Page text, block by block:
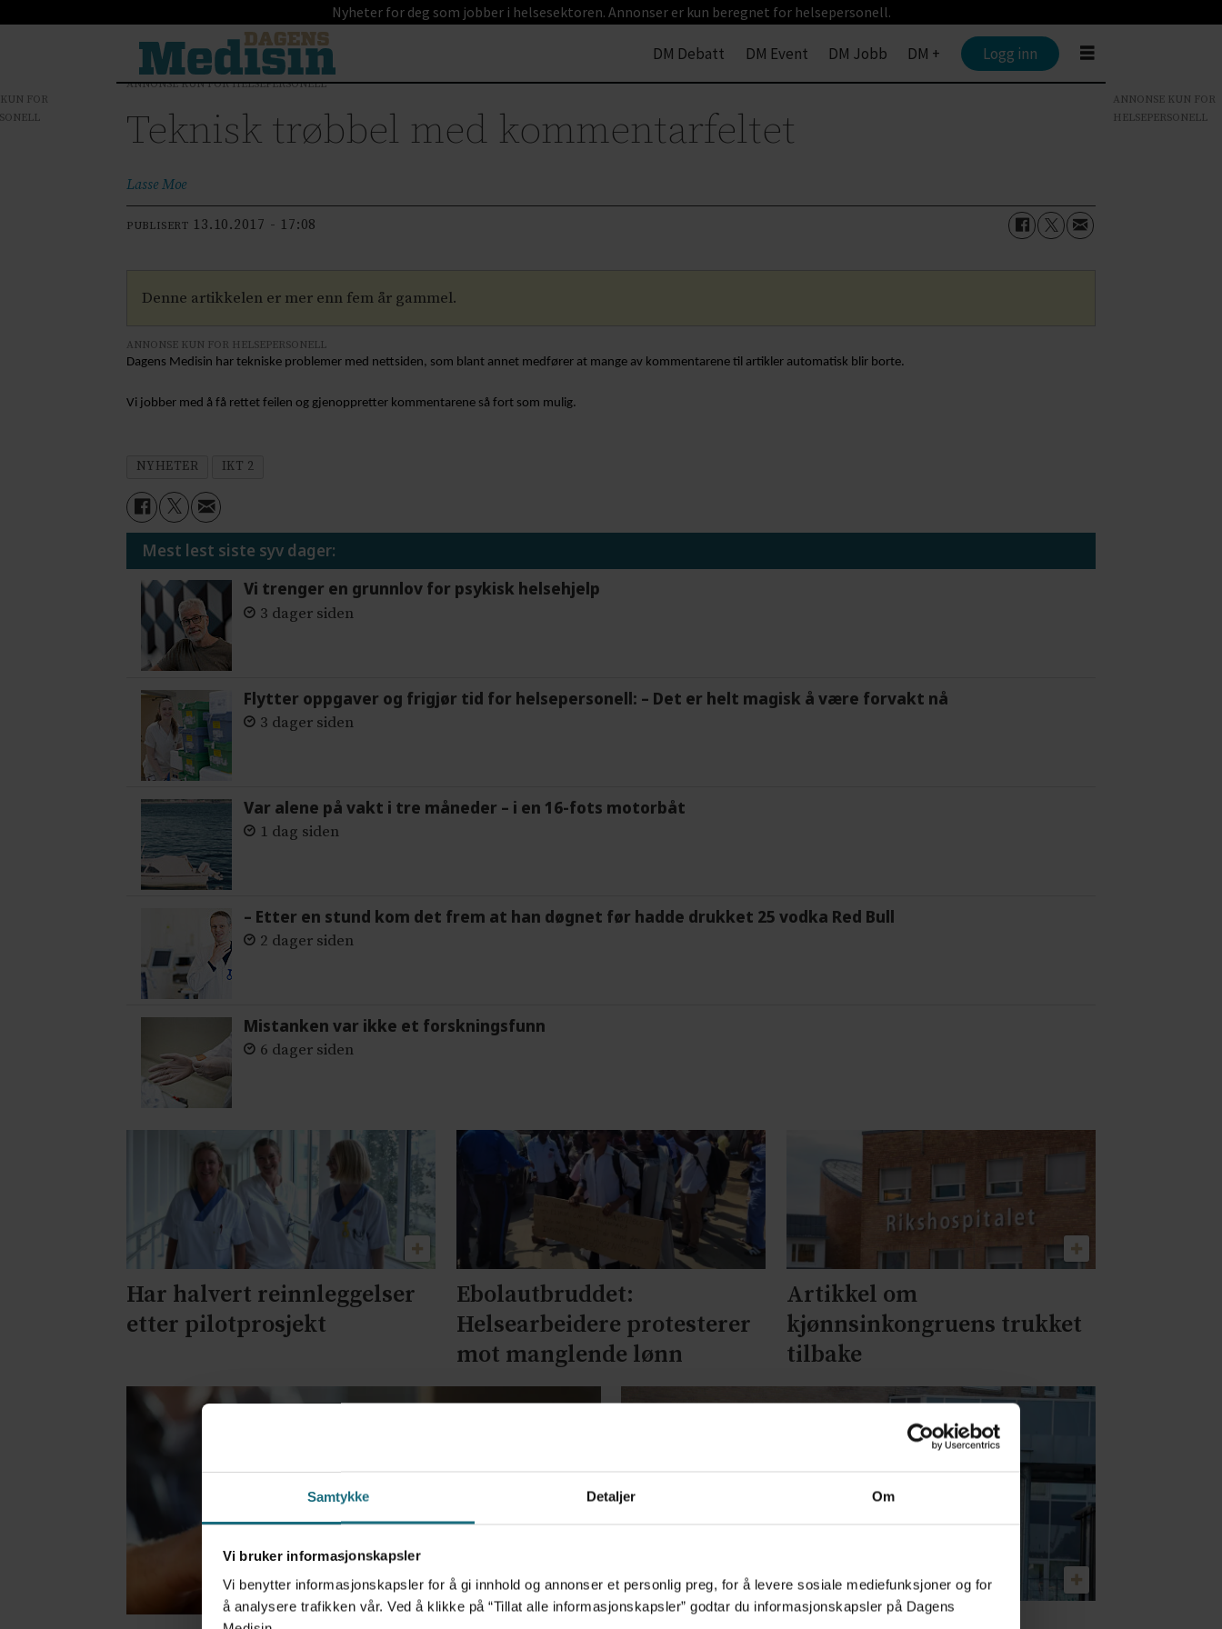
Samtykke Detaljer Om
Vi bruker informasjonskapsler
Vi benytter informasjonskapsler for å gi innhold og annonser et personlig preg, for å levere sosiale mediefunksjoner og for
å analysere trafikken vår. Ved å klikke på “Tillat alle informasjonskapsler” godtar du informasjonskapsler på Dagens
Nyheter for deg som jobber i helsesektoren. Annonser er kun beregnet for helsepersonell.
DM Debatt DM Event DM Jobb DM + Logg inn
ANNONSE KUN FOR HELSEPERSONELL
Teknisk trøbbel med kommentarfeltet
Lasse Moe
PUBLISERT 13.10.2017 - 17:08
Denne artikkelen er mer enn fem år gammel.
ANNONSE KUN FOR HELSEPERSONELL
Dagens Medisin har tekniske problemer med nettsiden, som blant annet medfører at mange av kommentarene til artikler automatisk blir borte.
Vi jobber med å få rettet feilen og gjenoppretter kommentarene så fort som mulig.
NYHETER IKT 2
Mest lest siste syv dager:
Vi trenger en grunnlov for psykisk helsehjelp
3 dager siden
Flytter oppgaver og frigjør tid for helsepersonell: – Det er helt magisk å være forvakt nå
3 dager siden
Var alene på vakt i tre måneder – i en 16-fots motorbåt
1 dag siden
– Etter en stund kom det frem at han døgnet før hadde drukket 25 vodka Red Bull
2 dager siden
Mistanken var ikke et forskningsfunn
6 dager siden
Har halvert reinnleggelser
etter pilotprosjekt
Ebolautbruddet:
Helsearbeidere protesterer
mot manglende lønn
Artikkel om
kjønnsinkongruens trukket
tilbake
FOR
ANNONSE KUN FOR
HELSEPERSONELL